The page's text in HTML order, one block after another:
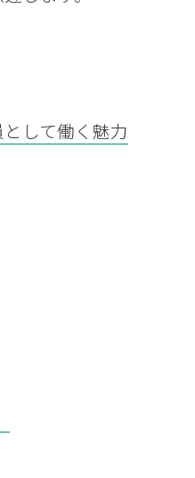
して働く魅力